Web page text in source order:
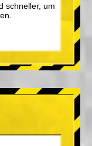
schneller, um